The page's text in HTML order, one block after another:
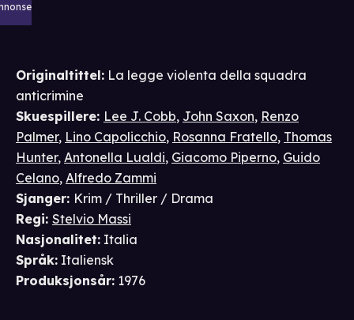
Originaltittel: La legge violenta della squadra
anticrimine
Skuespillere: Lee J. Cobb, John Saxon, Renzo
Palmer, Lino Capolicchio, Rosanna Fratello, Thomas
Hunter, Antonella Lualdi, Giacomo Piperno, Guido
Celano, Alfredo Zammi
Sjanger: Krim / Thriller / Drama
Regi: Stelvio Massi
Nasjonalitet: Italia
Språk: Italiensk
Produksjonsår: 1976